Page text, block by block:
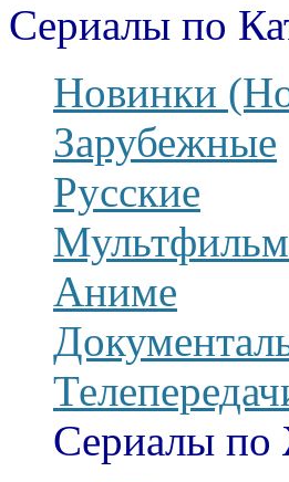
Сериалы по
Новинки
Зарубежные
Русские
Аниме
Сериалы